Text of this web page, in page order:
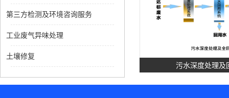
第三方检测及环境咨询服务
工业废气异味处理
土壤修复
污水深度处理及